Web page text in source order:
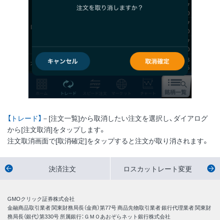
【トレード】 －[注文一覧]から取消したい注文を選択し、ダイアログ
から[注文取消]をタップします。
注文取消画面で[取消確定]をタップすると注文が取り消されます。
決済注文 ロスカットレート変更
GMOクリック証券株式会社
金融商品取引業者 関東財務局長（金商）第77号 商品先物取引業者 銀行代理業者 関東財
務局長（銀代）第330号 所属銀行：ＧＭＯあおぞらネット銀行株式会社